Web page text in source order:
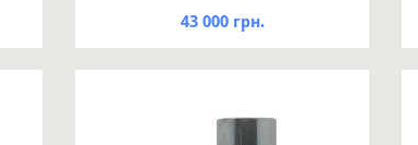
43 000 грн.